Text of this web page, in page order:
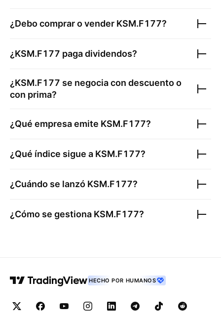
¿Debo comprar o vender KSM.F177?
¿KSM.F177 paga dividendos?
¿KSM.F177 se negocia con descuento o
con prima?
¿Qué empresa emite KSM.F177?
¿Qué índice sigue a KSM.F177?
¿Cuándo se lanzó KSM.F177?
¿Cómo se gestiona KSM.F177?
HECHO POR HUMANOS